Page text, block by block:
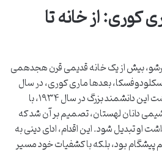
کوری: از خانه تا
در خیابان فرتا ۱۶ ورشو، بیش از یک خانه قدیمی قرن هجدهمی
بعدها ماری کوری، در سال
۱۸۶۷ بوده است. پس از درگذشت این دانشمند بزرگ در سال ۱۹۳۴، با
دانان لهستان، تصمیم بر آن شد که
او تبدیل شود. این اقدام، ادای دینی به
پیشگام بود، بلکه با کشفیات خود مسیر